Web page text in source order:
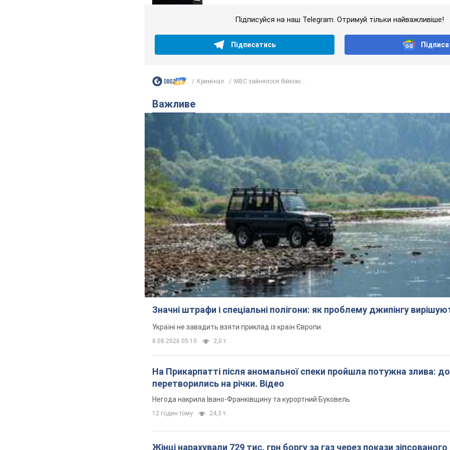
Підписуйся на наш Telegram. Отримуй тільки найважливіше!
Підписатись
Кримінал МВС зайнялося бійкою...
Важливе
Значні штрафи і спеціальні полігони: як проблему джипінгу
Україні не завадить взяти приклад із країн Європи
8.08.2026 05:10 2,0 т.
На Прикарпатті після аномальної спеки пройшла потужна злива:
перетворились на річки. Відео
Негода накрила Івано-Франківщину та курортний Буковель
12 годин тому 24,3 т.
Жінці нарахували 729 тис. грн боргу за газ через покази зіпсованого